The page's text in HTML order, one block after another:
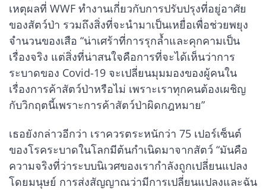
เหตุผลที่ WWF ทำงานเกี่ยวกับการปรับปรุงที่อยู่อาศัย
ของสัตว์ป่า รวมถึงสิ่งที่จะนำมาเป็นเหยื่อเพื่อช่วยพยุง
จำนวนของเสือ “น่าเศร้าที่การรุกล้ำและคุกคามเป็น
เรื่องจริง แต่สิ่งที่น่าสนใจคือการที่จะได้เห็นว่าการ
ระบาดของ Covid-19 จะเปลี่ยนมุมมองของผู้คนใน
เรื่องการค้าสัตว์ป่าหรือไม่ เพราะเราทุกคนต้องเผชิญ
กับวิกฤตนี้เพราะการค้าสัตว์ป่าผิดกฎหมาย”
เธอยังกล่าวอีกว่า เราควรตระหนักว่า 75 เปอร์เซ็นต์
ของโรคระบาดในโลกมีต้นกำเนิดมาจากสัตว์ “มันคือ
ความจริงที่ว่าระบบนิเวศของเรากำลังถูกเปลี่ยนแปลง
โดยมนุษย์ การส่งสัญญาณว่ามีการเปลี่ยนแปลงและฉัน